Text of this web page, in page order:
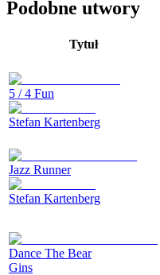
Podobne utwory
Tytuł
5 / 4 Fun
Stefan Kartenberg
Jazz Runner
Stefan Kartenberg
Dance The Bear
Gins